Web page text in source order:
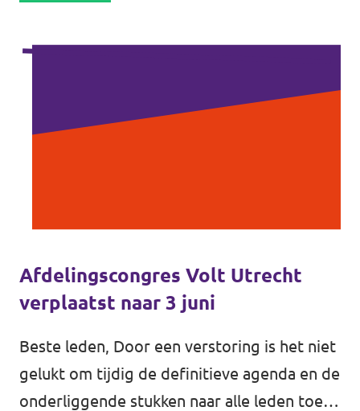
Afdelingscongres Volt Utrecht
verplaatst naar 3 juni
Beste leden, Door een verstoring is het niet
gelukt om tijdig de definitieve agenda en de
onderliggende stukken naar alle leden toe